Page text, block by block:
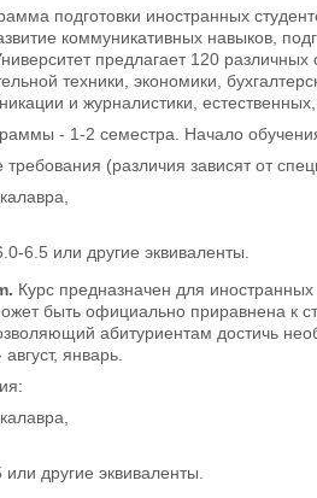
подготовки иностранных
коммуникативных навыков,
предлагает 120 различных
техники, экономики,
и журналистики,
- 1-2 семестра. Начало
(различия зависят от
6.5 или другие эквиваленты.
. Курс предназначен для
быть официально приравнена к
абитуриентам достичь
январь.
другие эквиваленты.